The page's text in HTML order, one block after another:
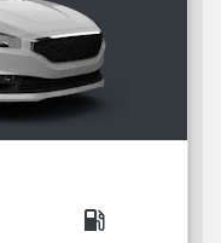
local_gas_station